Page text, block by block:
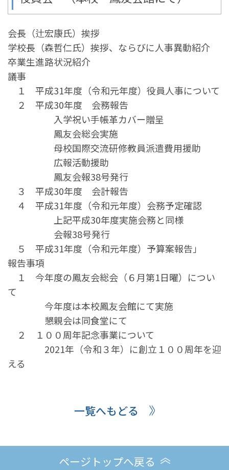
会長（辻宏康氏）挨拶
学校長（森哲仁氏）挨拶、ならびに人事異動紹介
卒業生進路状況紹介
議事
１ 平成31年度（令和元年度）役員人事について
２ 平成30年度 会務報告
入学祝い手帳革カバー贈呈
鳳友会総会実施
母校国際交流研修教員派遣費用援助
広報活動援助
鳳友会報38号発行
３ 平成30年度 会計報告
４ 平成31年度（令和元年度）会務予定確認
上記平成30年度実施会務と同様
会報38号発行
５ 平成31年度（令和元年度）予算案報告」
報告事項
１ 今年度の鳳友会総会（６月第1日曜）につい
て
今年度は本校鳳友会館にて実施
懇親会は同食堂にて
２ １００周年記念事業について
2021年（令和３年）に創立１００周年を迎
える
一覧へもどる
ページトップへ戻る